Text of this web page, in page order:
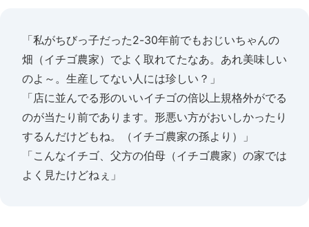
「私がちびっ子だった2-30年前でもおじいちゃんの
畑（イチゴ農家）でよく取れてたなあ。あれ美味しい
のよ～。生産してない人には珍しい？」
「店に並んでる形のいいイチゴの倍以上規格外がでる
のが当たり前であります。形悪い方がおいしかったり
するんだけどもね。（イチゴ農家の孫より）」
「こんなイチゴ、父方の伯母（イチゴ農家）の家では
よく見たけどねぇ」